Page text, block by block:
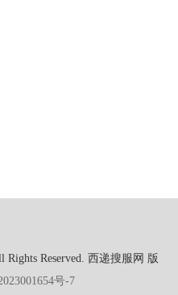
Reserved. 西递搜服网 版
号-7